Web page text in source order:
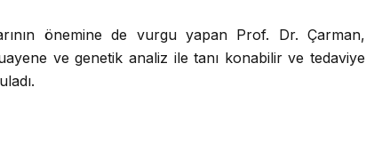
önemine de vurgu yapan Prof. Dr. Çarman,
ve genetik analiz ile tanı konabilir ve tedaviye